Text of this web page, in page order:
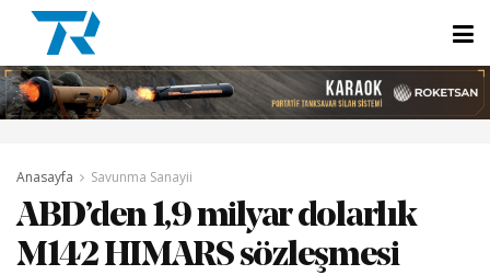
Anasayfa Savunma Sanayii
ABD’den 1,9 milyar dolarlık
M142 HIMARS sözleşmesi